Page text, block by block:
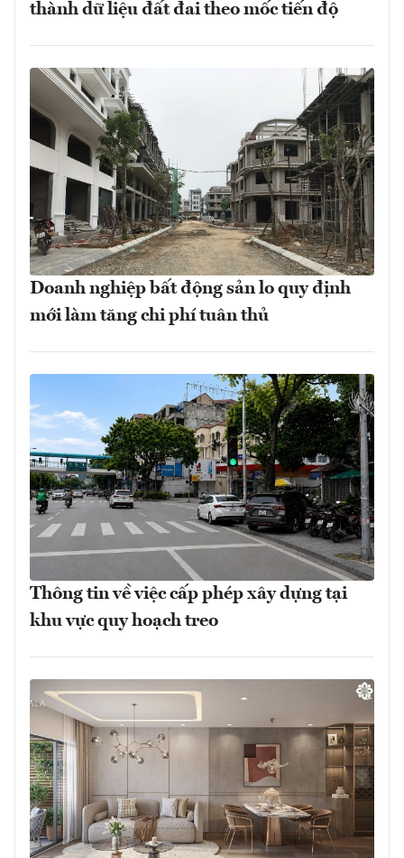
thành dữ liệu đất đai theo mốc tiến độ
Doanh nghiệp bất động sản lo quy định
mới làm tăng chi phí tuân thủ
Thông tin về việc cấp phép xây dựng tại
khu vực quy hoạch treo